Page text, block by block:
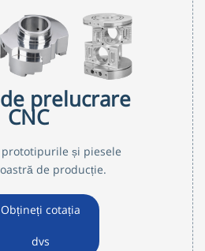
prelucrare
CNC
prototipurile și piesele
de producție.
Obțineți cotația
dvs